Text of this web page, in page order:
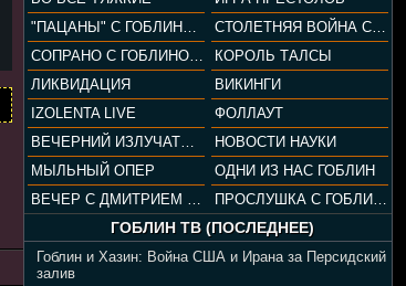
"ПАЦАНЫ" С ГОБЛИНОМ
СТОЛЕТНЯЯ ВОЙНА С КЛИМОМ ЖУКОВЫМ И ГОБЛИНОМ
СОПРАНО С ГОБЛИНОМ (РАЗБОР СЕРИАЛА)
КОРОЛЬ ТАЛСЫ
ЛИКВИДАЦИЯ
ВИКИНГИ
IZOLENTA LIVE
ФОЛЛАУТ
ВЕЧЕРНИЙ ИЗЛУЧАТЕЛЬ
НОВОСТИ НАУКИ
МЫЛЬНЫЙ ОПЕР
ОДНИ ИЗ НАС ГОБЛИН
ВЕЧЕР С ДМИТРИЕМ ПУЧКОВЫМ
ПРОСЛУШКА С ГОБЛИНОМ
ГОБЛИН ТВ (ПОСЛЕДНЕЕ)
Гоблин и Хазин: Война США и Ирана за Персидский
залив